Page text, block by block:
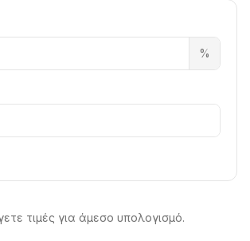
%
τιμές για άμεσο υπολογισμό.